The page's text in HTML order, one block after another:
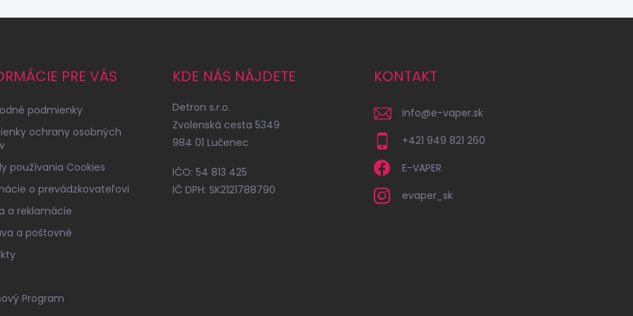
PRE VÁS
podmienky
ochrany osobných
používania Cookies
o prevádzkovateľovi
a reklamácie
a poštovné
Program
KDE NÁS NÁJDETE
Detron s.r.o.
Zvolenská cesta 5349
984 01 Lučenec
IČO: 54 813 425
IČ DPH: SK2121788790
KONTAKT
info@e-vaper.sk
+421 949 821 260
E-VAPER
evaper_sk